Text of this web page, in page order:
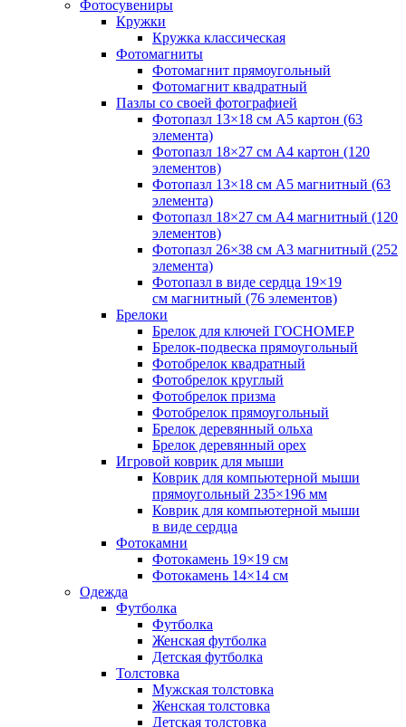
Фотосувениры
Кружки
Кружка классическая
Фотомагниты
Фотомагнит прямоугольный
Фотомагнит квадратный
Пазлы со своей фотографией
Фотопазл 13×18 см А5 картон (63
элемента)
Фотопазл 18×27 см А4 картон (120
элементов)
Фотопазл 13×18 см А5 магнитный (63
элемента)
Фотопазл 18×27 см А4 магнитный (120
элементов)
Фотопазл 26×38 см А3 магнитный (252
элемента)
Фотопазл в виде сердца 19×19
см магнитный (76 элементов)
Брелоки
Брелок для ключей ГОСНОМЕР
Брелок-подвеска прямоугольный
Фотобрелок квадратный
Фотобрелок круглый
Фотобрелок призма
Фотобрелок прямоугольный
Брелок деревянный ольха
Брелок деревянный орех
Игровой коврик для мыши
Коврик для компьютерной мыши
прямоугольный 235×196 мм
Коврик для компьютерной мыши
в виде сердца
Фотокамни
Фотокамень 19×19 см
Фотокамень 14×14 см
Одежда
Футболка
Футболка
Женская футболка
Детская футболка
Толстовка
Мужская толстовка
Женская толстовка
Детская толстовка